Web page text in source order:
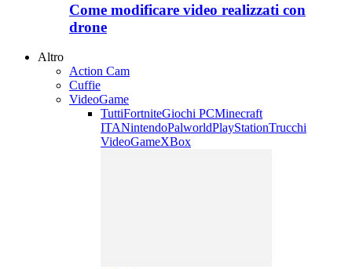
Come modificare video realizzati con
drone
Altro
Action Cam
Cuffie
VideoGame
TuttiFortniteGiochi PCMinecraft
ITANintendoPalworldPlayStationTrucchi
VideoGameXBox